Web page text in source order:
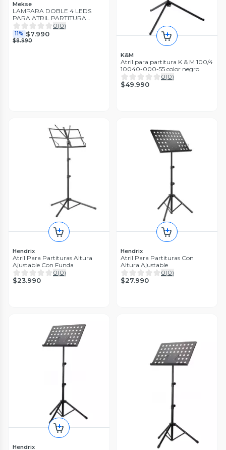
Mekse
LAMPARA DOBLE 4 LEDS
PARA ATRIL PARTITURA
MKLED 445 MEKSE
0(0)
11% $7.990
$8.990
K&M
Atril para partitura K & M 100/4
10040-000-55 color negro
0(0)
$49.990
Hendrix
Atril Para Partituras Altura
Ajustable Con Funda
0(0)
$23.990
Hendrix
Atril Para Partituras Con
Altura Ajustable
0(0)
$27.990
Hendrix